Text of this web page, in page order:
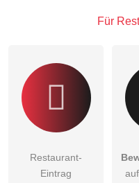
Besucher sichtbar.
Für
Restaurant-
Eintrag